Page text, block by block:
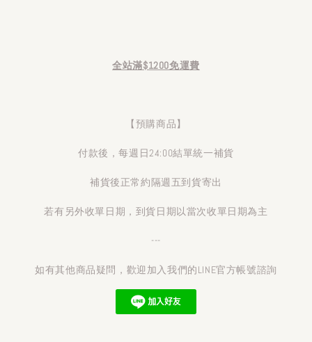
全站滿$1200免運費
【預購商品】
付款後，每週日24:00結單統一補貨
補貨後正常約隔週五到貨寄出
若有另外收單日期，到貨日期以當次收單日期為主
---
如有其他商品疑問，歡迎加入我們的LINE官方帳號諮詢